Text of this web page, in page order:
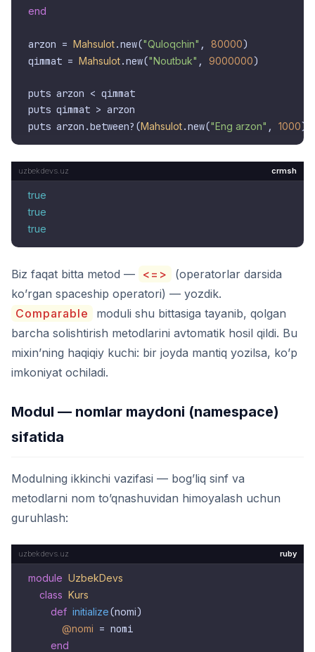
end
arzon = Mahsulot.new("Quloqchin" , 80000)
qimmat = Mahsulot.new("Noutbuk" , 9000000)
puts arzon < qimmat
puts qimmat > arzon
puts arzon.between?(Mahsulot.new("Eng arzon" , 1000
crmsh
true
true
true
Biz faqat bitta metod — <=>
(operatorlar darsida
ko’rgan spaceship operatori) — yozdik.
Comparable
moduli shu bittasiga tayanib, qolgan
barcha solishtirish metodlarini avtomatik hosil qildi. Bu
mixin’ning haqiqiy kuchi: bir joyda mantiq yozilsa, ko’p
imkoniyat ochiladi.
Modul — nomlar maydoni (namespace)
sifatida
Modulning ikkinchi vazifasi — bog’liq sinf va
metodlarni nom to’qnashuvidan himoyalash uchun
guruhlash:
ruby
module UzbekDevs
class Kurs
def initialize(nomi)
@nomi = nomi
end